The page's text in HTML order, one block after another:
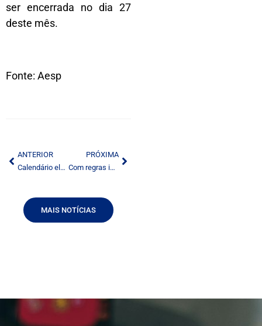
ser encerrada no dia 27
deste mês.
Fonte: Aesp
ANTERIOR
Calendário eleitoral: novas datas devem ser observadas
PRÓXIMA
Com regras inéditas, começa hoje campanha
MAIS NOTÍCIAS